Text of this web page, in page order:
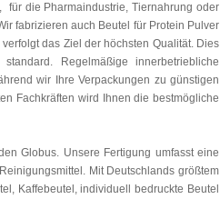
für die Pharmaindustrie, Tiernahrung oder
fabrizieren auch Beutel für Protein Pulver
das Ziel der höchsten Qualität. Dies
Regelmäßige innerbetriebliche
wir Ihre Verpackungen zu günstigen
Fachkräften wird Ihnen die bestmögliche
Globus. Unsere Fertigung umfasst eine
Mit Deutschlands größtem
Kaffebeutel, individuell bedruckte Beutel